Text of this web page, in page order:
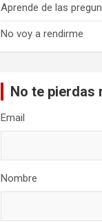
Aprende de las
No voy a rendirme
No te pierdas
Email
Nombre